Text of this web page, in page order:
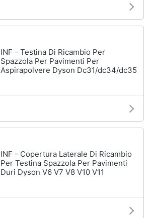
INF - Testina Di Ricambio Per
Spazzola Per Pavimenti Per
Aspirapolvere Dyson Dc31/dc34/dc35
INF - Copertura Laterale Di Ricambio
Per Testina Spazzola Per Pavimenti
Duri Dyson V6 V7 V8 V10 V11